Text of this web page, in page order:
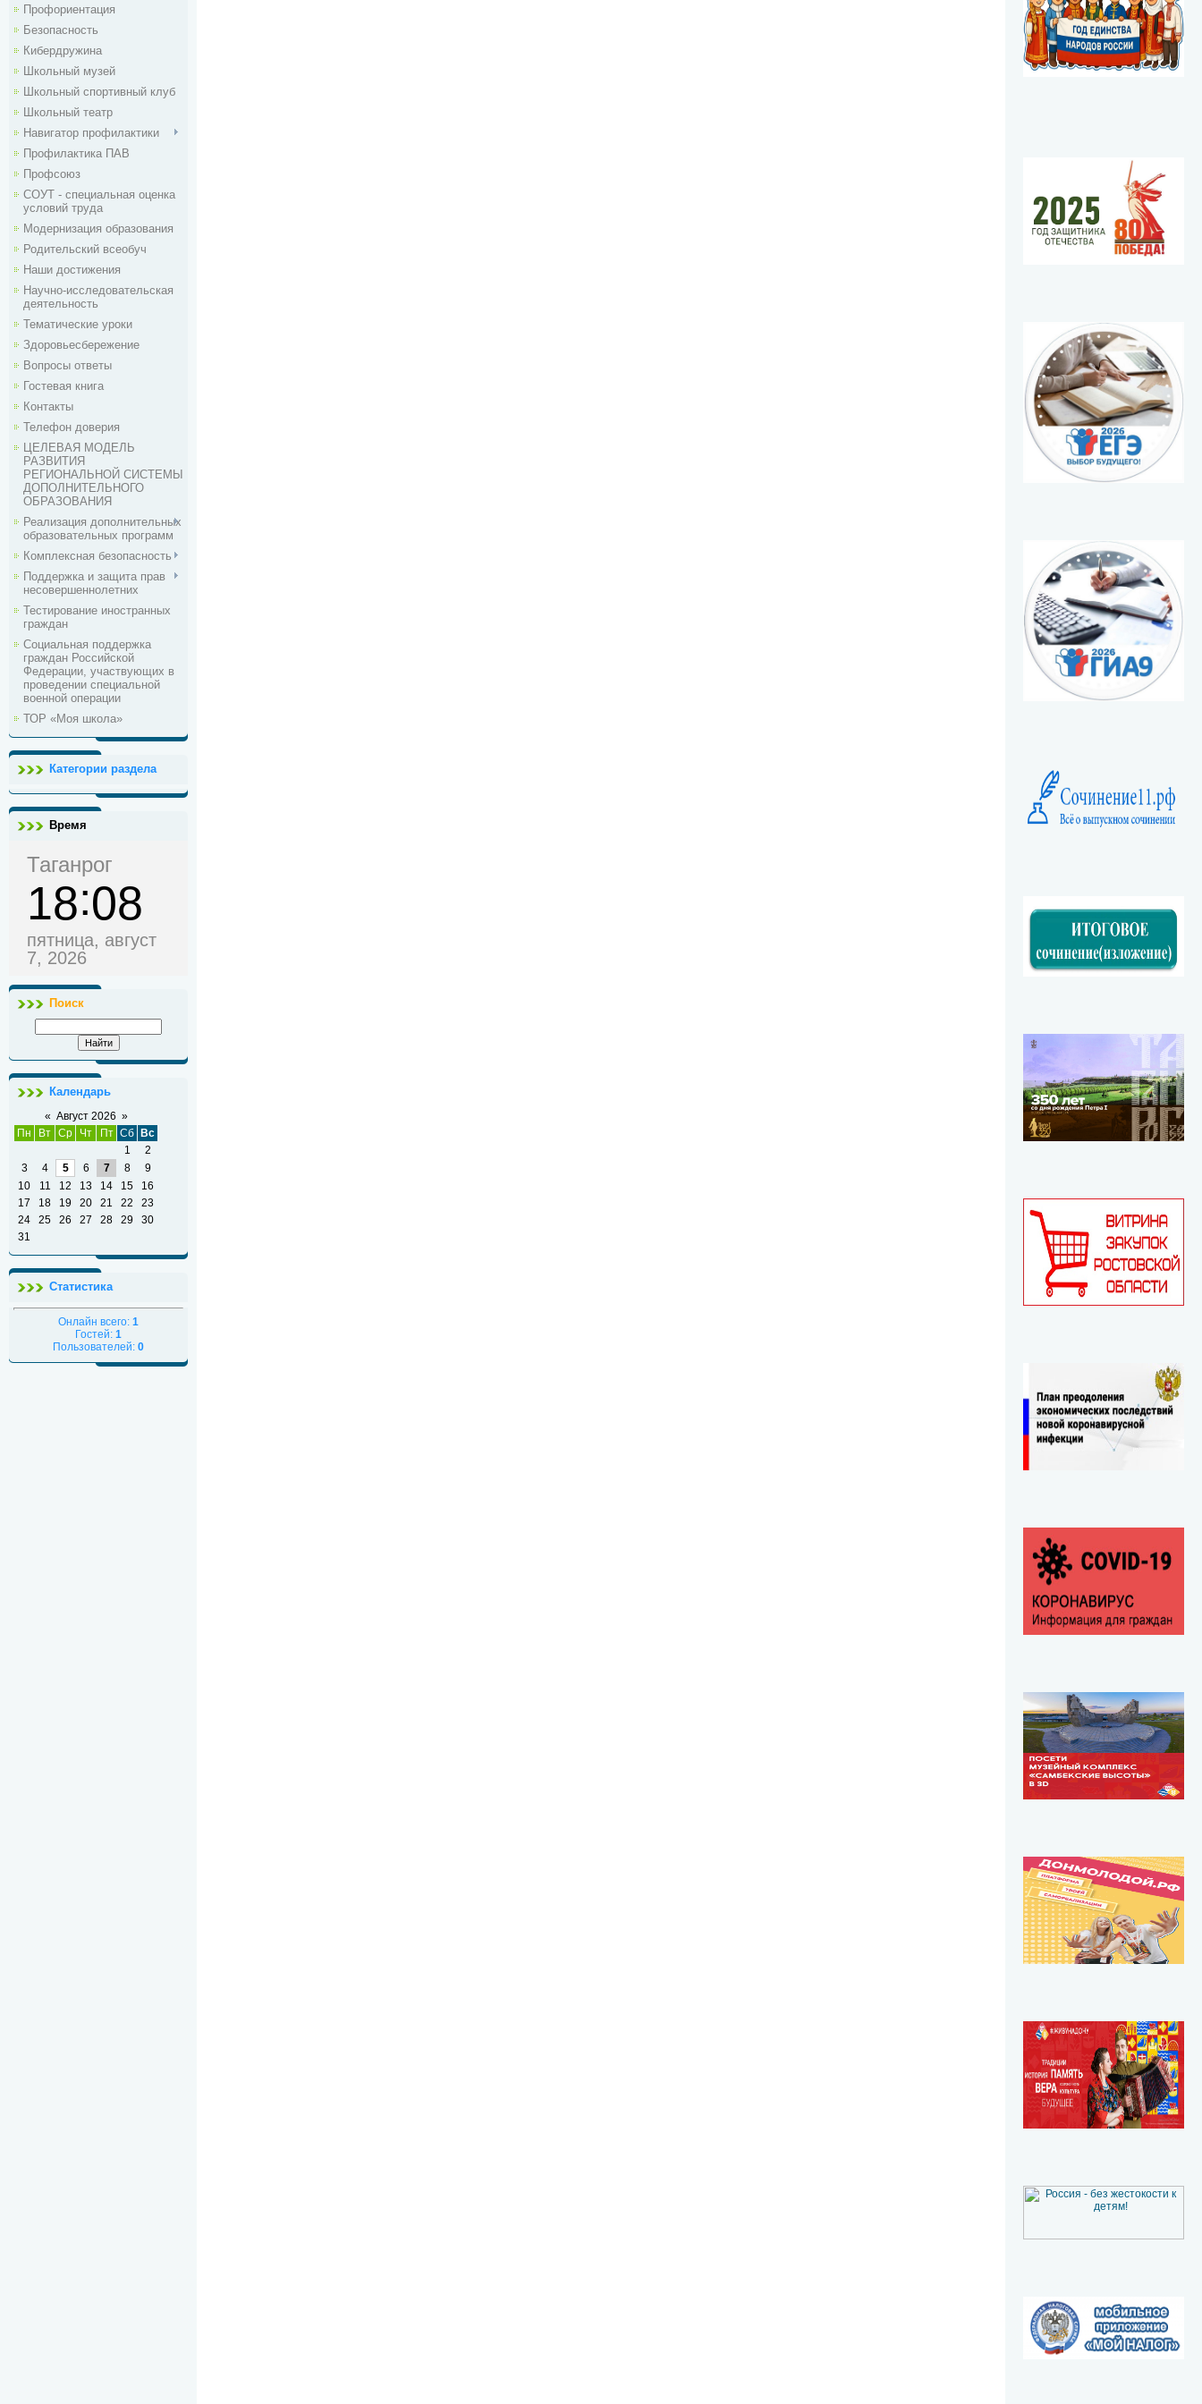
Профориентация
Безопасность
Кибердружина
Школьный музей
Школьный спортивный клуб
Школьный театр
Навигатор профилактики
Профилактика ПАВ
Профсоюз
СОУТ - специальная оценка
условий труда
Модернизация образования
Родительский всеобуч
Наши достижения
Научно-исследовательская
деятельность
Тематические уроки
Здоровьесбережение
Вопросы ответы
Гостевая книга
Контакты
Телефон доверия
ЦЕЛЕВАЯ МОДЕЛЬ
РАЗВИТИЯ
РЕГИОНАЛЬНОЙ СИСТЕМЫ
ДОПОЛНИТЕЛЬНОГО
ОБРАЗОВАНИЯ
Реализация дополнительных
образовательных программ
Комплексная безопасность
Поддержка и защита прав
несовершеннолетних
Тестирование иностранных
граждан
Социальная поддержка
граждан Российской
Федерации, участвующих в
проведении специальной
военной операции
ТОР «Моя школа»
Категории раздела
Время
Таганрог
18 08
пятница, август
7, 2026
Поиск
Календарь
« Август 2026 »
Пн
Вт Ср Чт Пт Сб
Вс
1
2
3
4 5 6 7 8
9
10
11 12 13 14 15
16
17
18 19 20 21 22
23
24
25 26 27 28 29
30
31
Статистика
Онлайн всего: 1
Гостей: 1
Пользователей: 0